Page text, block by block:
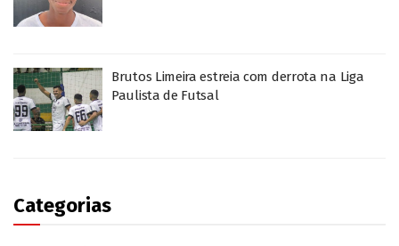
Brutos Limeira estreia com derrota na Liga
Paulista de Futsal
Categorias